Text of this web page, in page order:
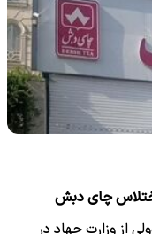
چای دبش
از وزارت جهاد در